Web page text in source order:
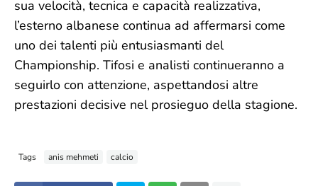
sua velocità, tecnica e capacità realizzativa,
l’esterno albanese continua ad affermarsi come
uno dei talenti più entusiasmanti del
Championship. Tifosi e analisti continueranno a
seguirlo con attenzione, aspettandosi altre
prestazioni decisive nel prosieguo della stagione.
Tags anis mehmeti calcio